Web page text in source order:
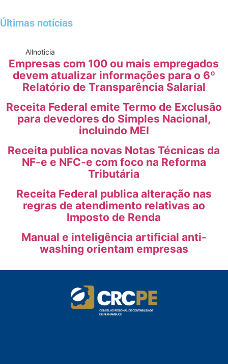
Últimas notícias
Allnoticia
Empresas com 100 ou mais empregados
devem atualizar informações para o 6º
Relatório de Transparência Salarial
Receita Federal emite Termo de Exclusão
para devedores do Simples Nacional,
incluindo MEI
Receita publica novas Notas Técnicas da
NF-e e NFC-e com foco na Reforma
Tributária
Receita Federal publica alteração nas
regras de atendimento relativas ao
Imposto de Renda
Manual e inteligência artificial anti-
washing orientam empresas